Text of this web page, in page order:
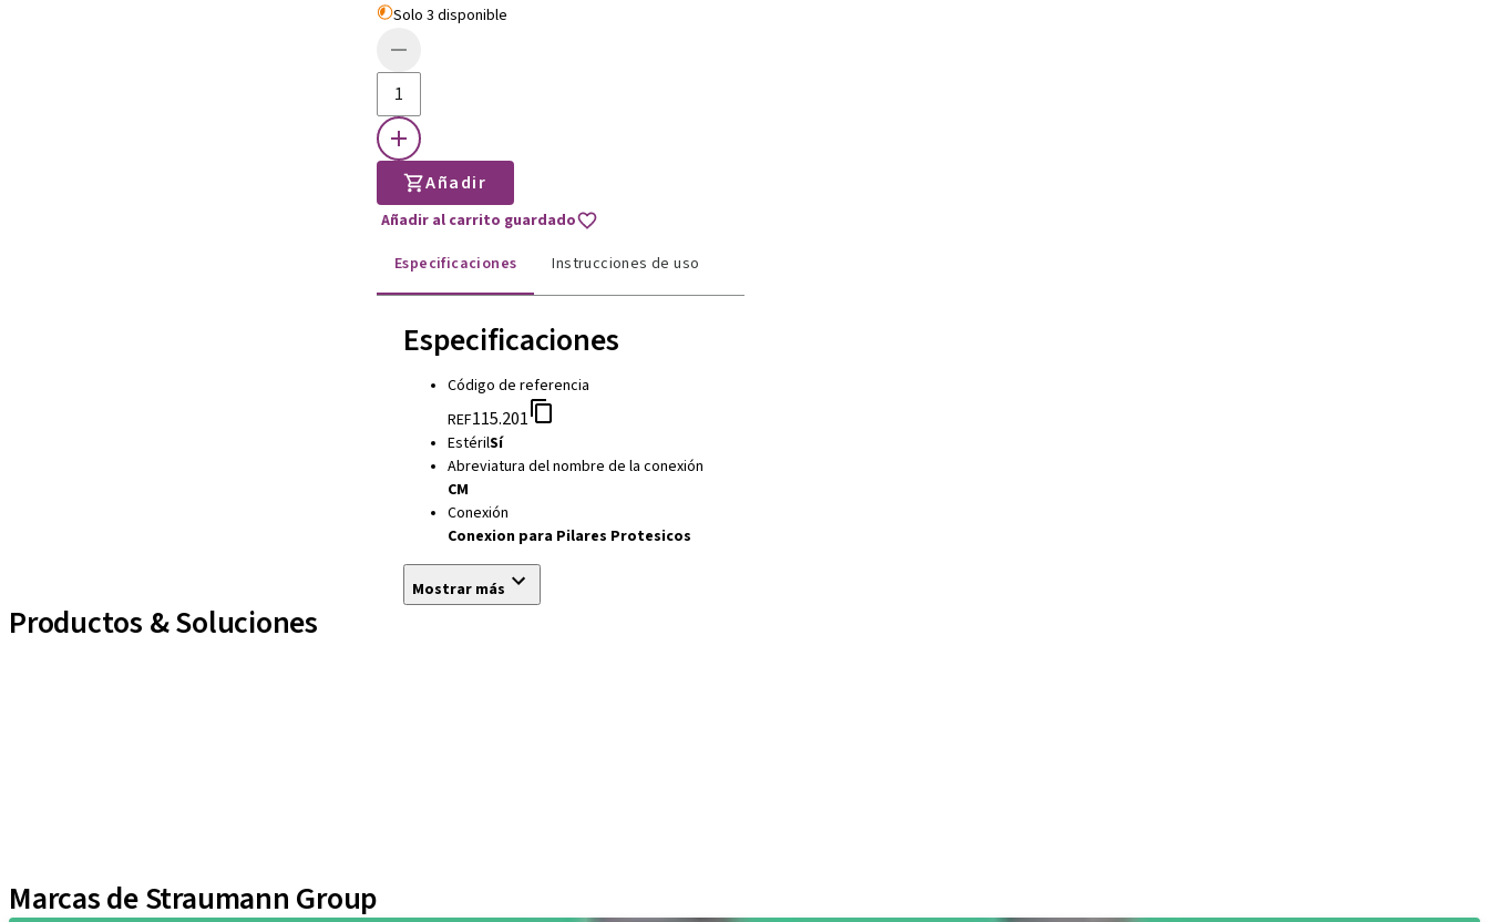
Solo 3 disponible
Añadir
Añadir al carrito guardado
Especificaciones
Instrucciones de uso
Especificaciones
Código de referencia
REF115.201
EstérilSí
Abreviatura del nombre de la conexión
CM
Conexión
Conexion para Pilares Protesicos
Mostrar más
Productos & Soluciones
Marcas de Straumann Group